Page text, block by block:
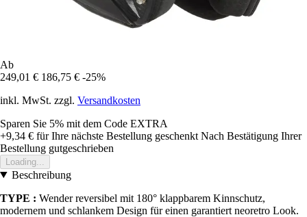
Ab
249,01 € 186,75 € -25%
inkl. MwSt. zzgl. Versandkosten
Sparen Sie 5% mit dem Code EXTRA
+9,34 € für Ihre nächste Bestellung geschenkt Nach Bestätigung Ihrer
Bestellung gutgeschrieben
Loading...
Beschreibung
TYPE : Wender reversibel mit 180° klappbarem Kinnschutz,
modernem und schlankem Design für einen garantiert neoretro Look.